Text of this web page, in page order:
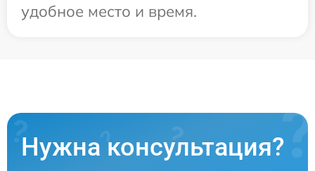
удобное место и время.
Нужна консультация?